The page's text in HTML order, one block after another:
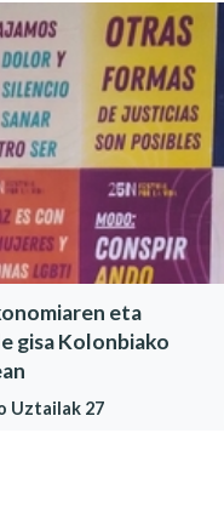
eta
gisa Kolonbiako
Uztailak 27